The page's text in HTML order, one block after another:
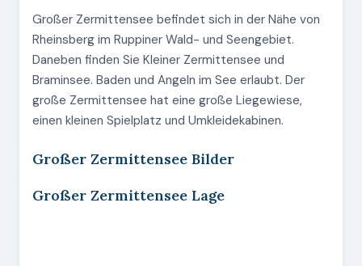
Großer Zermittensee befindet sich in der Nähe von
Rheinsberg im Ruppiner Wald- und Seengebiet.
Daneben finden Sie Kleiner Zermittensee und
Braminsee. Baden und Angeln im See erlaubt. Der
große Zermittensee hat eine große Liegewiese,
einen kleinen Spielplatz und Umkleidekabinen.
Großer Zermittensee Bilder
Großer Zermittensee Lage